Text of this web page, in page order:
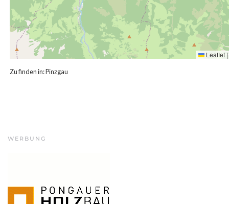
Leaflet |
Zu finden in:Pinzgau
WERBUNG